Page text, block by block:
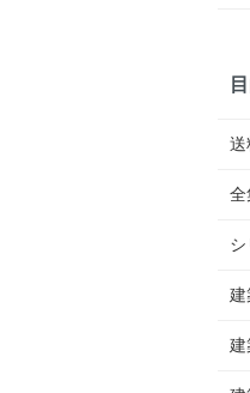
送
全
建
建